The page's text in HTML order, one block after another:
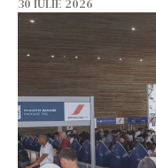
30 IULIE 2026